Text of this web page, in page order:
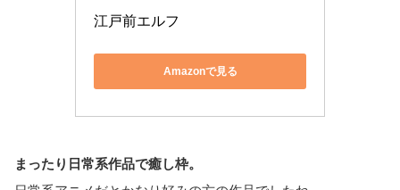
江戸前エルフ
Amazonで見る
まったり日常系作品で癒し枠。